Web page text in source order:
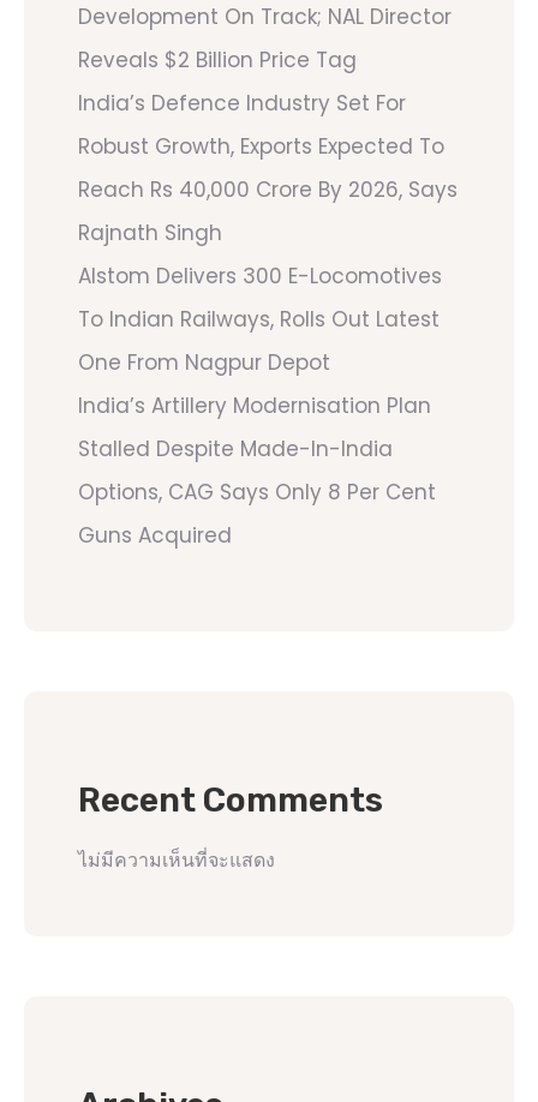
Development On Track; NAL Director
Reveals $2 Billion Price Tag
India’s Defence Industry Set For
Robust Growth, Exports Expected To
Reach Rs 40,000 Crore By 2026, Says
Rajnath Singh
Alstom Delivers 300 E-Locomotives
To Indian Railways, Rolls Out Latest
One From Nagpur Depot
India’s Artillery Modernisation Plan
Stalled Despite Made-In-India
Options, CAG Says Only 8 Per Cent
Guns Acquired
Recent Comments
ไม่มีความเห็นที่จะแสดง